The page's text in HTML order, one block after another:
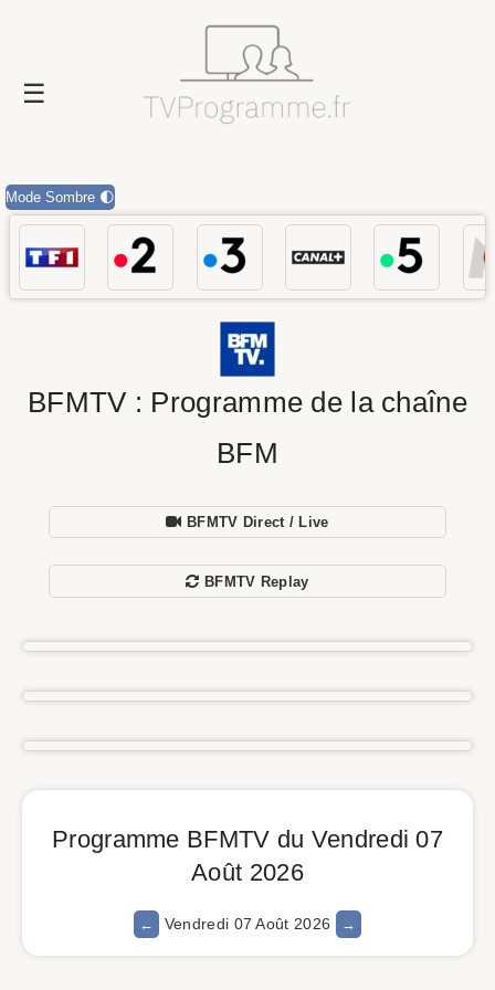
Mode Sombre 🌓
BFMTV : Programme de la chaîne
BFM
BFMTV Direct / Live
BFMTV Replay
Programme BFMTV du Vendredi 07
Août 2026
Vendredi 07 Août 2026